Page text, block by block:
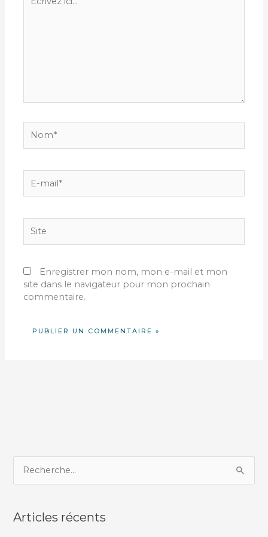
ici…
mail*
Enregistrer mon nom, mon e-mail et mon
site dans le navigateur pour mon prochain
commentaire.
e
h
Articles récents